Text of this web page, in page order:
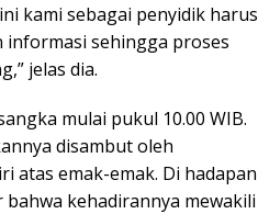
kami sebagai penyidik harus
informasi sehingga proses
jelas dia.
mulai pukul 10.00 WIB.
disambut oleh
atas emak-emak. Di hadapan
kehadirannya mewakili